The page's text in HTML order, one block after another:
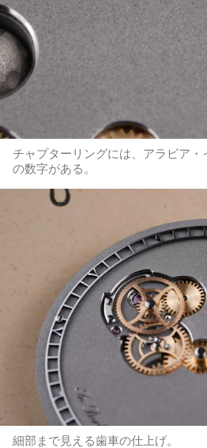
チャプターリングには、アラビア・
の数字がある。
細部まで見える歯車の仕上げ。